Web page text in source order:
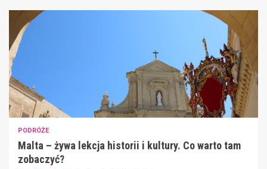
PODRÓŻE
Malta – żywa lekcja historii i kultury. Co warto tam
zobaczyć?